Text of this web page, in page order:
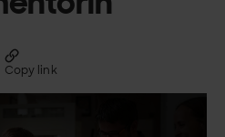
Copy link